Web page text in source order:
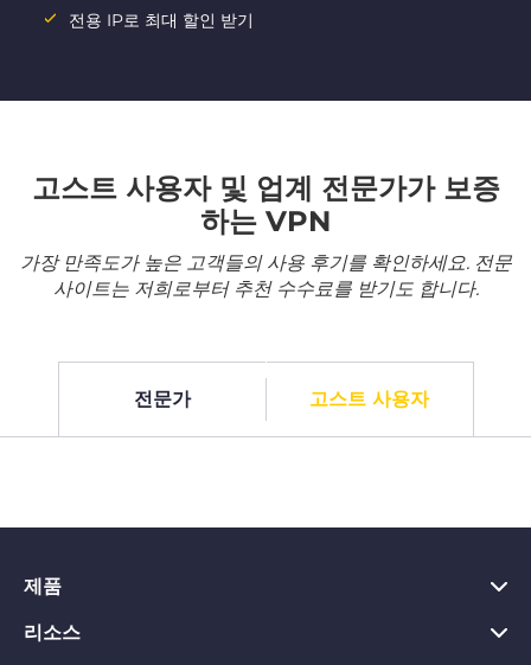
전용 IP로 최대 할인 받기
고스트 사용자 및 업계 전문가가 보증
하는 VPN
가장 만족도가 높은 고객들의 사용 후기를 확인하세요. 전문
사이트는 저희로부터 추천 수수료를 받기도 합니다.
전문가 고스트 사용자
제품
PC용 VPN
리소스